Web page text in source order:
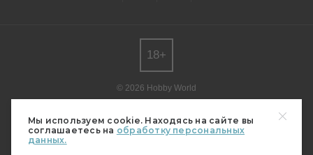
Мы используем cookie. Находясь на сайте вы
соглашаетесь на обработку персональных
данных.
© 2026 Hobby World
редакции.
Мнение авторов может не совпадать с мнением редакции.
Свидетельство о регистрации СМИ серия Эл № ФС77-82485
18+